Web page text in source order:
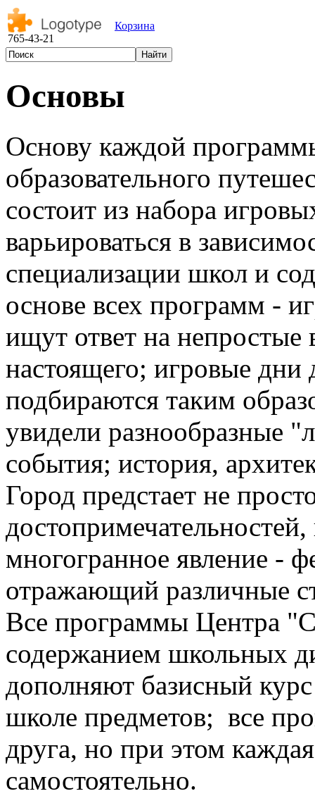
765-43-21
Корзина
Основы
Основу каждой
образовательного
состоит из набора
варьироваться в
специализации школ и
основе всех программ -
ищут ответ на
настоящего; игровые
подбираются таким
увидели разнообразные
события; история,
Город предстает не
многогранное явление -
отражающий различные
Все программы Центра
содержанием школьных
дополняют базисный
школе предметов; все
друга, но при этом
самостоятельно.